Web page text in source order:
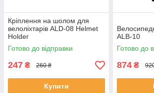
Кріплення на шолом для
велоліхтарів ALD-08 Helmet
Holder
Готово до відправки
247 ₴ 260 ₴
Купити
ALB-10
Готово до
874 ₴